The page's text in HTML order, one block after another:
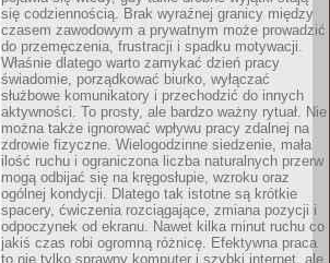
się codziennością. Brak wyraźnej granicy między
czasem zawodowym a prywatnym może prowadzić
do przemęczenia, frustracji i spadku motywacji.
Właśnie dlatego warto zamykać dzień pracy
świadomie, porządkować biurko, wyłączać
służbowe komunikatory i przechodzić do innych
aktywności. To prosty, ale bardzo ważny rytuał. Nie
można także ignorować wpływu pracy zdalnej na
zdrowie fizyczne. Wielogodzinne siedzenie, mała
ilość ruchu i ograniczona liczba naturalnych przerw
mogą odbijać się na kręgosłupie, wzroku oraz
ogólnej kondycji. Dlatego tak istotne są krótkie
spacery, ćwiczenia rozciągające, zmiana pozycji i
odpoczynek od ekranu. Nawet kilka minut ruchu co
jakiś czas robi ogromną różnicę. Efektywna praca
to nie tylko sprawny komputer i szybki internet, ale